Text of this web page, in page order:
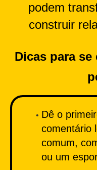
podem
construir
Dicas para
Dê o
comentário
comum,
ou um